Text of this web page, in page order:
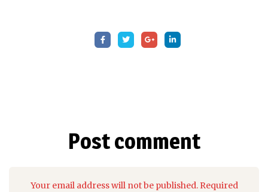
Post comment
Your email address will not be published. Required